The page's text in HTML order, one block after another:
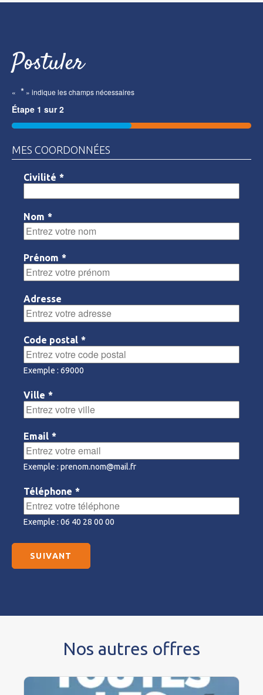
Postuler
« * » indique les champs nécessaires
Étape 1 sur2
50%
MES COORDONNÉES
Civilité *
Nom *
Prénom *
Adresse
Code postal *
Exemple : 69000
Ville *
Email *
Exemple : prenom.nom@mail.fr
Téléphone *
Exemple : 06 40 28 00 00
Nos autres offres